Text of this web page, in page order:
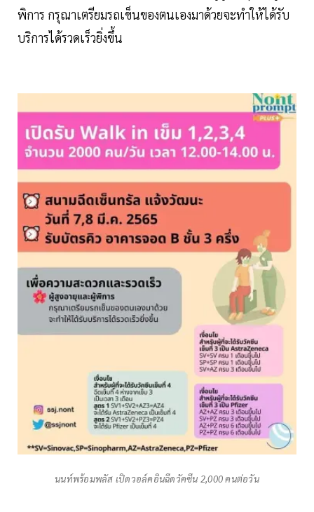
พิการ กรุณาเตรียมรถเข็นของตนเองมาด้วยจะทำให้ได้รับ
บริการได้รวดเร็วยิ่งขึ้น
นนท์พร้อมพลัส เปิดวอล์คอินฉีดวัคซีน 2,000 คนต่อวัน